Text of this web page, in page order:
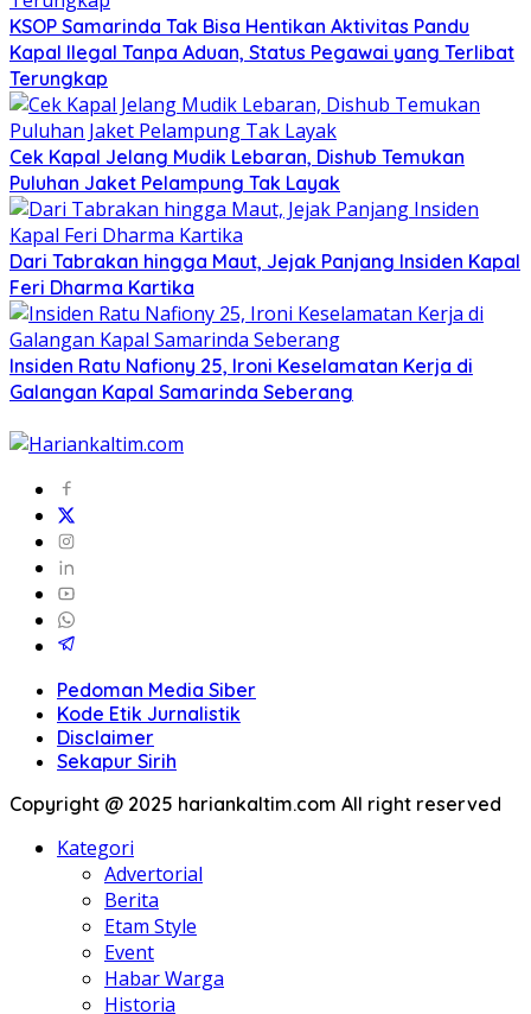
KSOP Samarinda Tak Bisa Hentikan Aktivitas Pandu
Kapal Ilegal Tanpa Aduan, Status Pegawai yang Terlibat
Terungkap
Cek Kapal Jelang Mudik Lebaran, Dishub Temukan
Puluhan Jaket Pelampung Tak Layak
Dari Tabrakan hingga Maut, Jejak Panjang Insiden Kapal
Feri Dharma Kartika
Insiden Ratu Nafiony 25, Ironi Keselamatan Kerja di
Galangan Kapal Samarinda Seberang
Pedoman Media Siber
Kode Etik Jurnalistik
Disclaimer
Sekapur Sirih
Copyright @ 2025 hariankaltim.com All right reserved
Kategori
Advertorial
Berita
Etam Style
Event
Habar Warga
Historia